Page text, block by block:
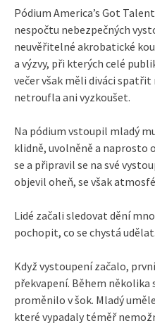
Pódium America’s Got
nespočtu nebezpečných
neuvěřitelné akrobatické
a výzvy, při kterých celé
večer však měli diváci spatřit
netroufla ani vyzkoušet.
Na pódium vstoupil mladý
klidně, uvolněně a naprosto
se a připravil se na své
objevil oheň, se však
Lidé začali sledovat dění
pochopit, co se chystá udělat.
Když vystoupení začalo,
překvapení. Během několika
proměnilo v šok. Mladý
které vypadaly téměř